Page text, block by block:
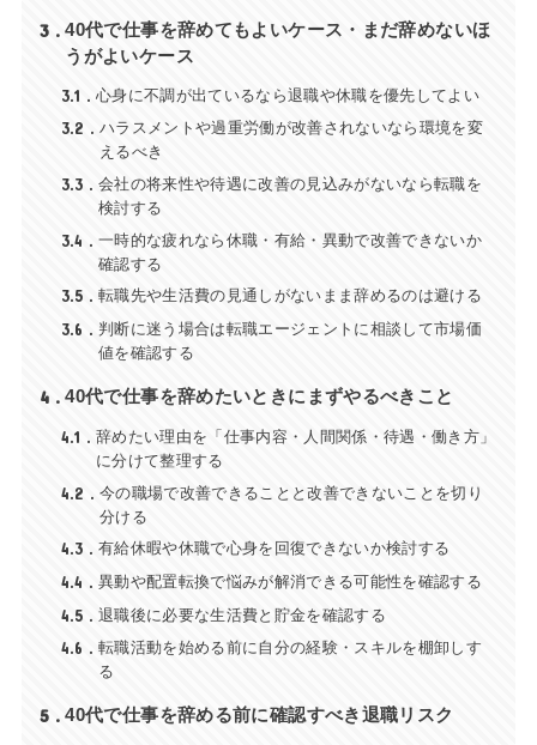
3
40代で仕事を辞めてもよいケース・まだ辞めないほ
うがよいケース
3.1 心身に不調が出ているなら退職や休職を優先してよい
3.2
ハラスメントや過重労働が改善されないなら環境を変
えるべき
3.3
会社の将来性や待遇に改善の見込みがないなら転職を
検討する
3.4
一時的な疲れなら休職・有給・異動で改善できないか
確認する
3.5 転職先や生活費の見通しがないまま辞めるのは避ける
3.6
判断に迷う場合は転職エージェントに相談して市場価
値を確認する
4 40代で仕事を辞めたいときにまずやるべきこと
4.1
辞めたい理由を「仕事内容・人間関係・待遇・働き方」
に分けて整理する
4.2
今の職場で改善できることと改善できないことを切り
分ける
4.3 有給休暇や休職で心身を回復できないか検討する
4.4 異動や配置転換で悩みが解消できる可能性を確認する
4.5 退職後に必要な生活費と貯金を確認する
4.6
転職活動を始める前に自分の経験・スキルを棚卸しす
る
5 40代で仕事を辞める前に確認すべき退職リスク